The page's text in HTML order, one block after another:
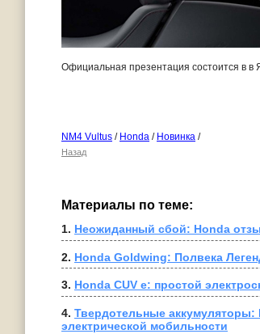
Официальная презентация состоится в
NM4 Vultus / Honda / Новинка /
Назад
Материалы по теме:
1. Неожиданный сбой: Honda
2. Honda Goldwing: Полвека
3. Honda CUV e: простой
4. Твердотельные
электрической мобильности